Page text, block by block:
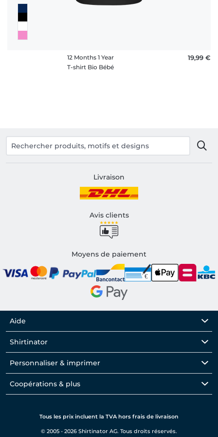
12 Months 1 Year
T-shirt Bio Bébé
19,99 €
Livraison
Avis clients
Moyens de paiement
Aide
Shirtinator
Personnaliser & imprimer
Coopérations & plus
Tous les prix incluent la TVA hors frais de livraison
© 2005 - 2026 Shirtinator AG. Tous droits réservés.